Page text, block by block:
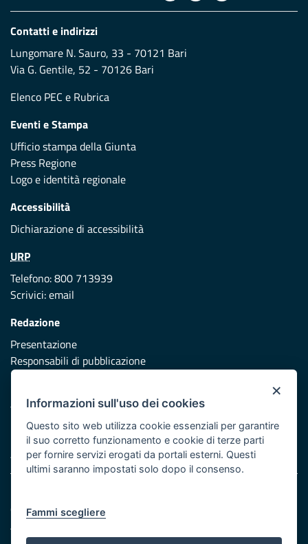
Contatti e indirizzi
Lungomare N. Sauro, 33 - 70121 Bari
Via G. Gentile, 52 - 70126 Bari
Elenco PEC e Rubrica
Eventi e Stampa
Ufficio stampa della Giunta
Press Regione
Logo e identità regionale
Accessibilità
Dichiarazione di accessibilità
URP
Telefono: 800 713939
Scrivici:email
Redazione
Presentazione
Responsabili di pubblicazione
Vai al sito di Protezione Civile Puglia
Iniziativa finanziata con risorse del POR Puglia 2014/2020 -
Asse XI
Cookie e privacy
Atti di notifica
×
Informazioni sull'uso dei cookies
Questo sito web utilizza cookie essenziali per garantire
il suo corretto funzionamento e cookie di terze parti
per fornire servizi erogati da portali esterni. Questi
ultimi saranno impostati solo dopo il consenso.
Fammi scegliere